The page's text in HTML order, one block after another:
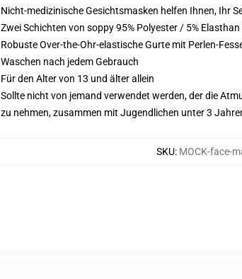
Nicht-medizinische Gesichtsmasken helfen Ihnen, Ihr
Zwei Schichten von soppy 95% Polyester / 5%
Robuste Over-the-Ohr-elastische Gurte mit Perlen-
Waschen nach jedem Gebrauch
Für den Alter von 13 und älter allein
Sollte nicht von jemand verwendet werden, der die
zu nehmen, zusammen mit Jugendlichen unter 3
SKU: MOCK-face-